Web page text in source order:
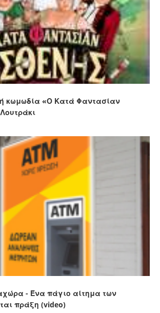
κωμωδία «Ο Κατά Φαντασίαν
- Ένα πάγιο αίτημα των
πράξη (video)